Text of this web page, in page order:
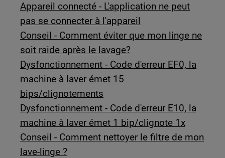
Appareil connecté - L'application ne peut
pas se connecter à l'appareil
Conseil - Comment éviter que mon linge ne
soit raide après le lavage?
Dysfonctionnement - Code d'erreur EF0, la
machine à laver émet 15
bips/clignotements
Dysfonctionnement - Code d'erreur E10, la
machine à laver émet 1 bip/clignote 1x
Conseil - Comment nettoyer le filtre de mon
lave-linge ?